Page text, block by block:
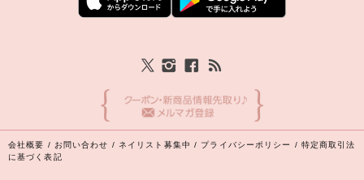
会社概要 / お問い合わせ / ネイリスト募集中 / プライバシーポリシー / 特定商取引法
に基づく表記